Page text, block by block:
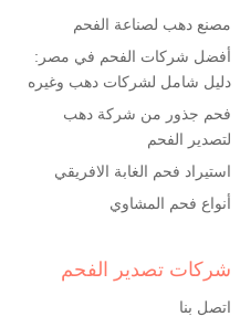
مصنع دهب لصناعة الفحم
أفضل شركات الفحم في مصر:
دليل شامل لشركات دهب وغيره
فحم جذور من شركة دهب
لتصدير الفحم
استيراد فحم الغابة الافريقي
أنواع فحم المشاوي
شركات تصدير الفحم
اتصل بنا